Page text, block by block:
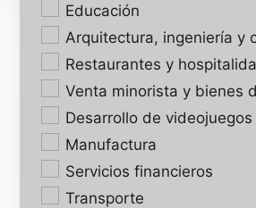
Educación
Arquitectura, ingeniería y
Restaurantes y
Venta minorista y bienes
Desarrollo de videojuegos
Manufactura
Servicios financieros
Transporte